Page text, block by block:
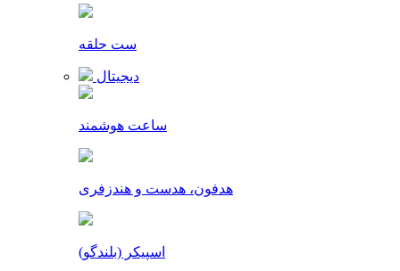
ست حلقه
دیجیتال
ساعت هوشمند
هدفون، هدست و هندزفری
اسپیکر (بلندگو)